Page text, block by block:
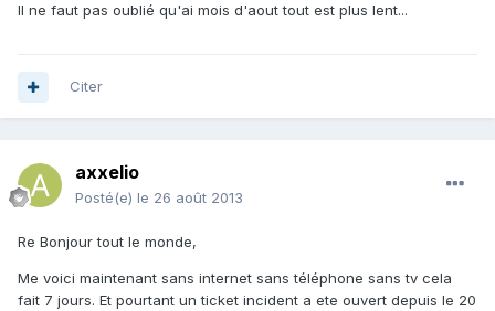
Il ne faut pas oublié qu'ai mois d'aout tout est plus lent...
Citer
axxelio
Posté(e) le 26 août 2013
Re Bonjour tout le monde,
Me voici maintenant sans internet sans téléphone sans tv cela
fait 7 jours. Et pourtant un ticket incident a ete ouvert depuis le 20